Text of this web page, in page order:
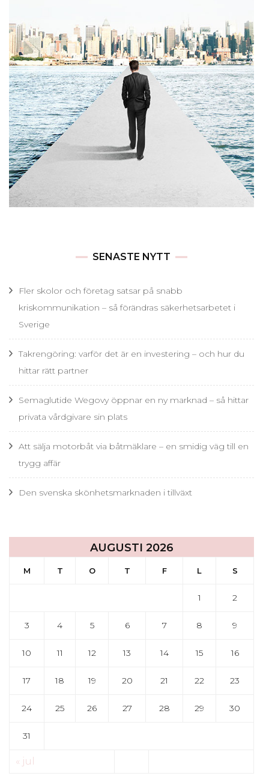
SENASTE NYTT
Fler skolor och företag satsar på snabb
kriskommunikation – så förändras säkerhetsarbetet i
Sverige
Takrengöring: varför det är en investering – och hur du
hittar rätt partner
Semaglutide Wegovy öppnar en ny marknad – så hittar
privata vårdgivare sin plats
Att sälja motorbåt via båtmäklare – en smidig väg till en
trygg affär
Den svenska skönhetsmarknaden i tillväxt
AUGUSTI 2026
M T O T F L S
1 2
3 4 5 6 7 8 9
10 11 12 13 14 15 16
17 18 19 20 21 22 23
24 25 26 27 28 29 30
31
« jul